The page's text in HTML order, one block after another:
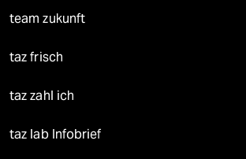
team zukunft
taz frisch
taz zahl ich
taz lab Infobrief